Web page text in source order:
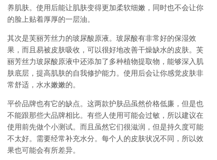
养肌肤。使用后能让肌肤变得更加柔软细嫩，同时也不会让你
的脸上贴着厚厚的一层油。
其次是芙丽芳丝力的玻尿酸原液。玻尿酸有非常好的保湿效
果，而且易被皮肤吸收，可以很好地改善干燥缺水的皮肤。芙
丽芳丝力玻尿酸原液中还添加了多种植物提取物，能够深入肌
肤底层，提高肌肤的自我修护能力。使用后会让你感觉皮肤非
常舒适，水水嫩嫩的。
平价品牌也有它的缺点。这两款护肤品虽然价格低廉，但是也
不能跟那些大品牌相比。有些人使用可能会过敏，所以建议在
使用前先做个小测试。而且虽然它们很滋润，但是持久度可能
不太好。需要经常补充水分。每个人的皮肤状况不同，所以效
果也可能会有所差异。